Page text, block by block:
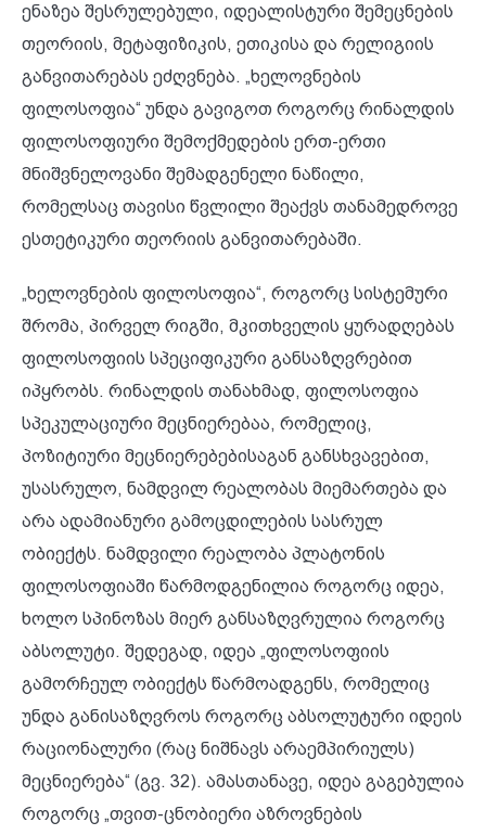
ენაზეა შესრულებული, იდეალისტური შემეცნების
თეორიის, მეტაფიზიკის, ეთიკისა და რელიგიის
განვითარებას ეძღვნება. „ხელოვნების
ფილოსოფია“ უნდა გავიგოთ როგორც რინალდის
ფილოსოფიური შემოქმედების ერთ-ერთი
მნიშვნელოვანი შემადგენელი ნაწილი,
რომელსაც თავისი წვლილი შეაქვს თანამედროვე
ესთეტიკური თეორიის განვითარებაში.
„ხელოვნების ფილოსოფია“, როგორც სისტემური
შრომა, პირველ რიგში, მკითხველის ყურადღებას
ფილოსოფიის სპეციფიკური განსაზღვრებით
იპყრობს. რინალდის თანახმად, ფილოსოფია
სპეკულაციური მეცნიერებაა, რომელიც,
პოზიტიური მეცნიერებებისაგან განსხვავებით,
უსასრულო, ნამდვილ რეალობას მიემართება და
არა ადამიანური გამოცდილების სასრულ
ობიექტს. ნამდვილი რეალობა პლატონის
ფილოსოფიაში წარმოდგენილია როგორც იდეა,
ხოლო სპინოზას მიერ განსაზღვრულია როგორც
აბსოლუტი. შედეგად, იდეა „ფილოსოფიის
გამორჩეულ ობიექტს წარმოადგენს, რომელიც
უნდა განისაზღვროს როგორც აბსოლუტური იდეის
რაციონალური (რაც ნიშნავს არაემპირიულს)
მეცნიერება“ (გვ. 32). ამასთანავე, იდეა გაგებულია
როგორც „თვით-ცნობიერი აზროვნების